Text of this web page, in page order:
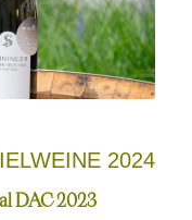
2024
DAC 2023